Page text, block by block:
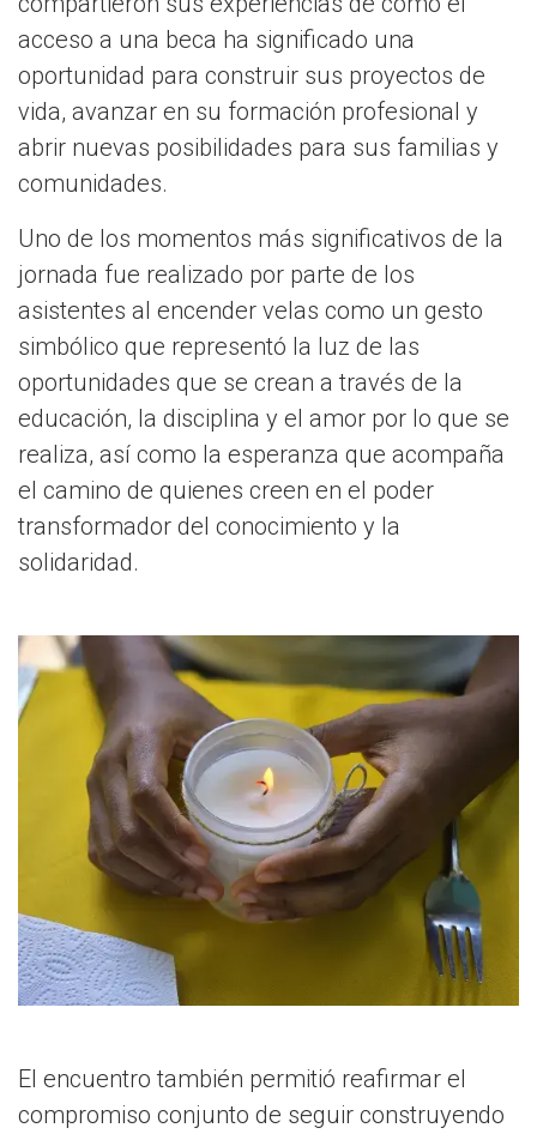
acceso a una beca ha significado una
oportunidad para construir sus proyectos de
vida, avanzar en su formación profesional y
abrir nuevas posibilidades para sus familias y
comunidades.
Uno de los momentos más significativos de la
jornada fue realizado por parte de los
asistentes al encender velas como un gesto
simbólico que representó la luz de las
oportunidades que se crean a través de la
educación, la disciplina y el amor por lo que se
realiza, así como la esperanza que acompaña
el camino de quienes creen en el poder
transformador del conocimiento y la
solidaridad.
El encuentro también permitió reafirmar el
compromiso conjunto de seguir construyendo